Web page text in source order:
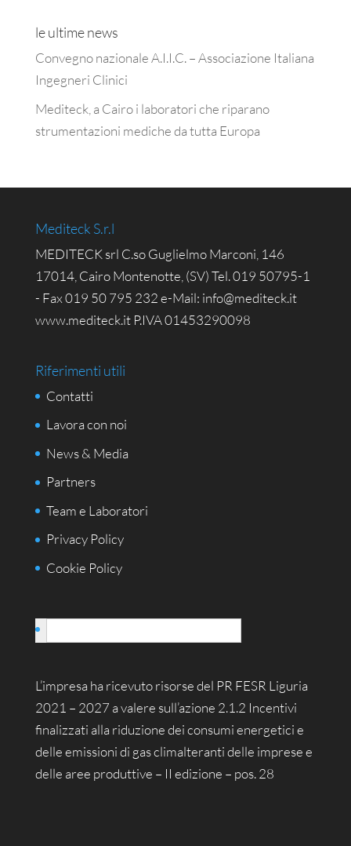
le ultime news
Convegno nazionale A.I.I.C. – Associazione Italiana
Ingegneri Clinici
Mediteck, a Cairo i laboratori che riparano
strumentazioni mediche da tutta Europa
Mediteck S.r.l
MEDITECK srl C.so Guglielmo Marconi, 146
17014, Cairo Montenotte, (SV) Tel. 019 50795-1
- Fax 019 50 795 232 e-Mail: info@mediteck.it
www.mediteck.it P.IVA 01453290098
Riferimenti utili
Contatti
Lavora con noi
News & Media
Partners
Team e Laboratori
Privacy Policy
Cookie Policy
L’impresa ha ricevuto risorse del PR FESR Liguria
2021 – 2027 a valere sull’azione 2.1.2 Incentivi
finalizzati alla riduzione dei consumi energetici e
delle emissioni di gas climalteranti delle imprese e
delle aree produttive – II edizione – pos. 28